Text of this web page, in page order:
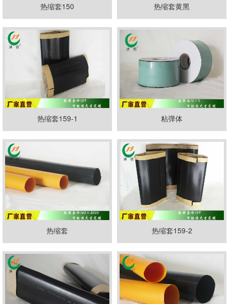
热缩套150 热缩套黄黑
热缩套159-1 粘弹体
热缩套 热缩套159-2